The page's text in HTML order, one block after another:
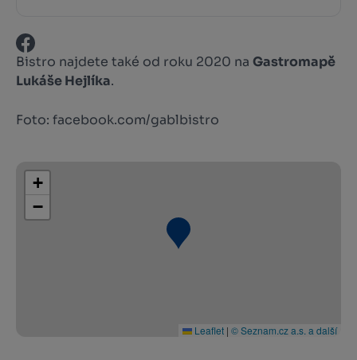
Bistro najdete také od roku 2020 na Gastromapě
Lukáše Hejlíka.
Foto: facebook.com/gablbistro
+
−
Leaflet | © Seznam.cz a.s. a další